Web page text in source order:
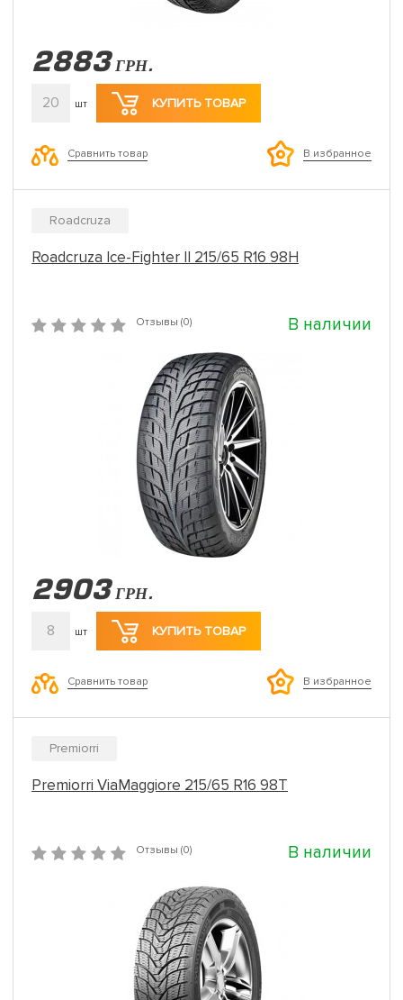
2883 ГРН.
20 шт КУПИТЬ ТОВАР
Сравнить товар В избранное
Roadcruza
Roadcruza Ice-Fighter II 215/65 R16 98H
Отзывы (0) В наличии
2903 ГРН.
8 шт КУПИТЬ ТОВАР
Сравнить товар В избранное
Premiorri
Premiorri ViaMaggiore 215/65 R16 98T
Отзывы (0) В наличии